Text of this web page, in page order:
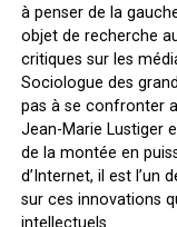
à penser de la
objet de recherche
critiques sur les
Sociologue des
pas à se confronter
Jean-Marie Lustiger
de la montée en
d’Internet, il est l’un
sur ces innovations
intellectuels.